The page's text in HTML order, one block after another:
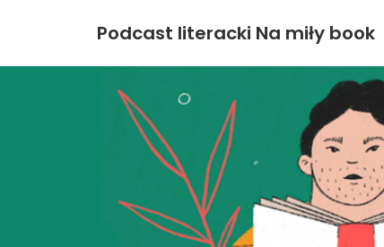
Podcast literacki Na miły book